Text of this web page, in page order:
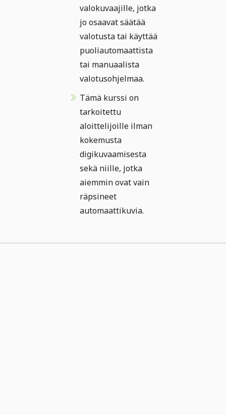
valokuvaajille, jotka
jo osaavat säätää
valotusta tai käyttää
puoliautomaattista
tai manuaalista
valotusohjelmaa.
Tämä kurssi on
tarkoitettu
aloittelijoille ilman
kokemusta
digikuvaamisesta
sekä niille, jotka
aiemmin ovat vain
räpsineet
automaattikuvia.